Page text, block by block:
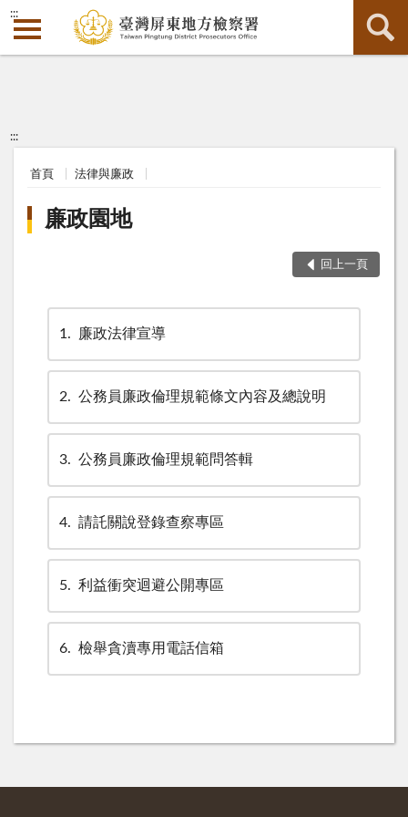
:::
:::
首頁 法律與廉政
廉政園地
回上一頁
1 廉政法律宣導
2 公務員廉政倫理規範條文內容及總說明
3 公務員廉政倫理規範問答輯
4 請託關說登錄查察專區
5 利益衝突迴避公開專區
6 檢舉貪瀆專用電話信箱